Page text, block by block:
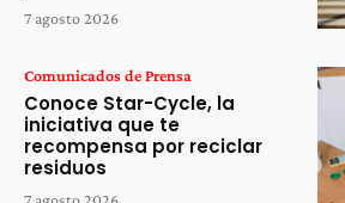
7 agosto 2026
Comunicados de Prensa
Conoce Star-Cycle, la
iniciativa que te
recompensa por reciclar
residuos